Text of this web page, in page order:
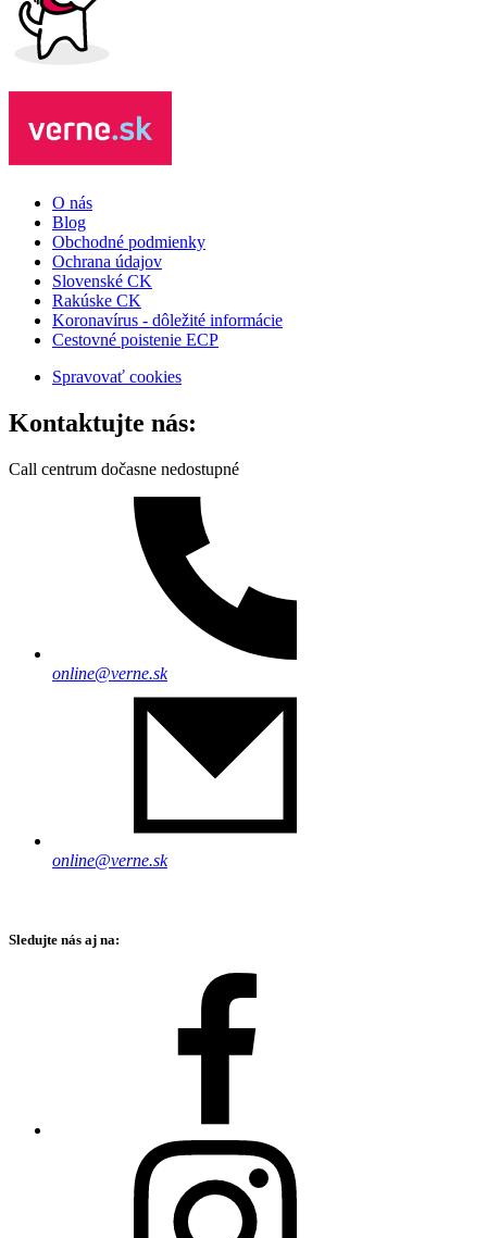
O nás
Blog
Obchodné podmienky
Ochrana údajov
Slovenské CK
Rakúske CK
Koronavírus - dôležité informácie
Cestovné poistenie ECP
Spravovať cookies
Kontaktujte nás:
Call centrum dočasne nedostupné
online@verne.sk
online@verne.sk
Sledujte nás aj na: